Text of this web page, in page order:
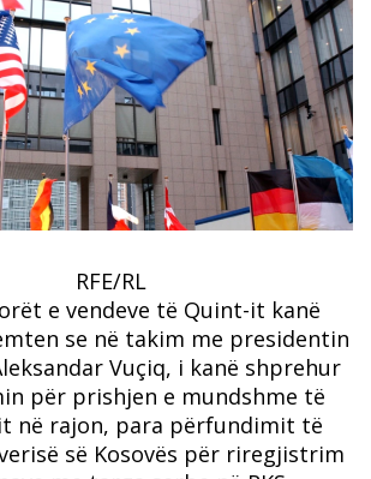
RFE/RL
e vendeve të Quint-it kanë
se në takim me presidentin
Vuçiq, i kanë shprehur
për prishjen e mundshme të
në rajon, para përfundimit të
së Kosovës për riregjistrim